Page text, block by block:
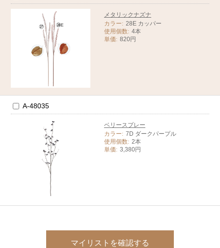
メタリックナズナ
カラー: 28E カッパー
使用個数: 4本
単価: 820円
A-48035
ベリースプレー
カラー: 7D ダークパープル
使用個数: 2本
単価: 3,380円
マイリストを確認する